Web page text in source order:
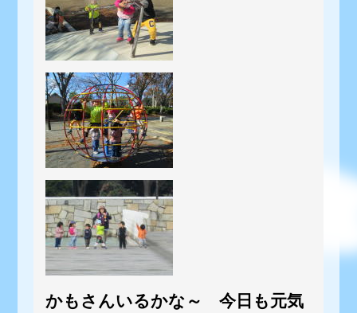
かもさんいるかな～ 今日も元気